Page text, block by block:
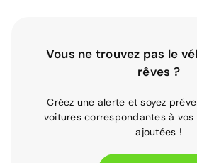
Vous ne trouvez pas le
rêves ?
Créez une alerte et soyez
voitures correspondantes à
ajoutées !